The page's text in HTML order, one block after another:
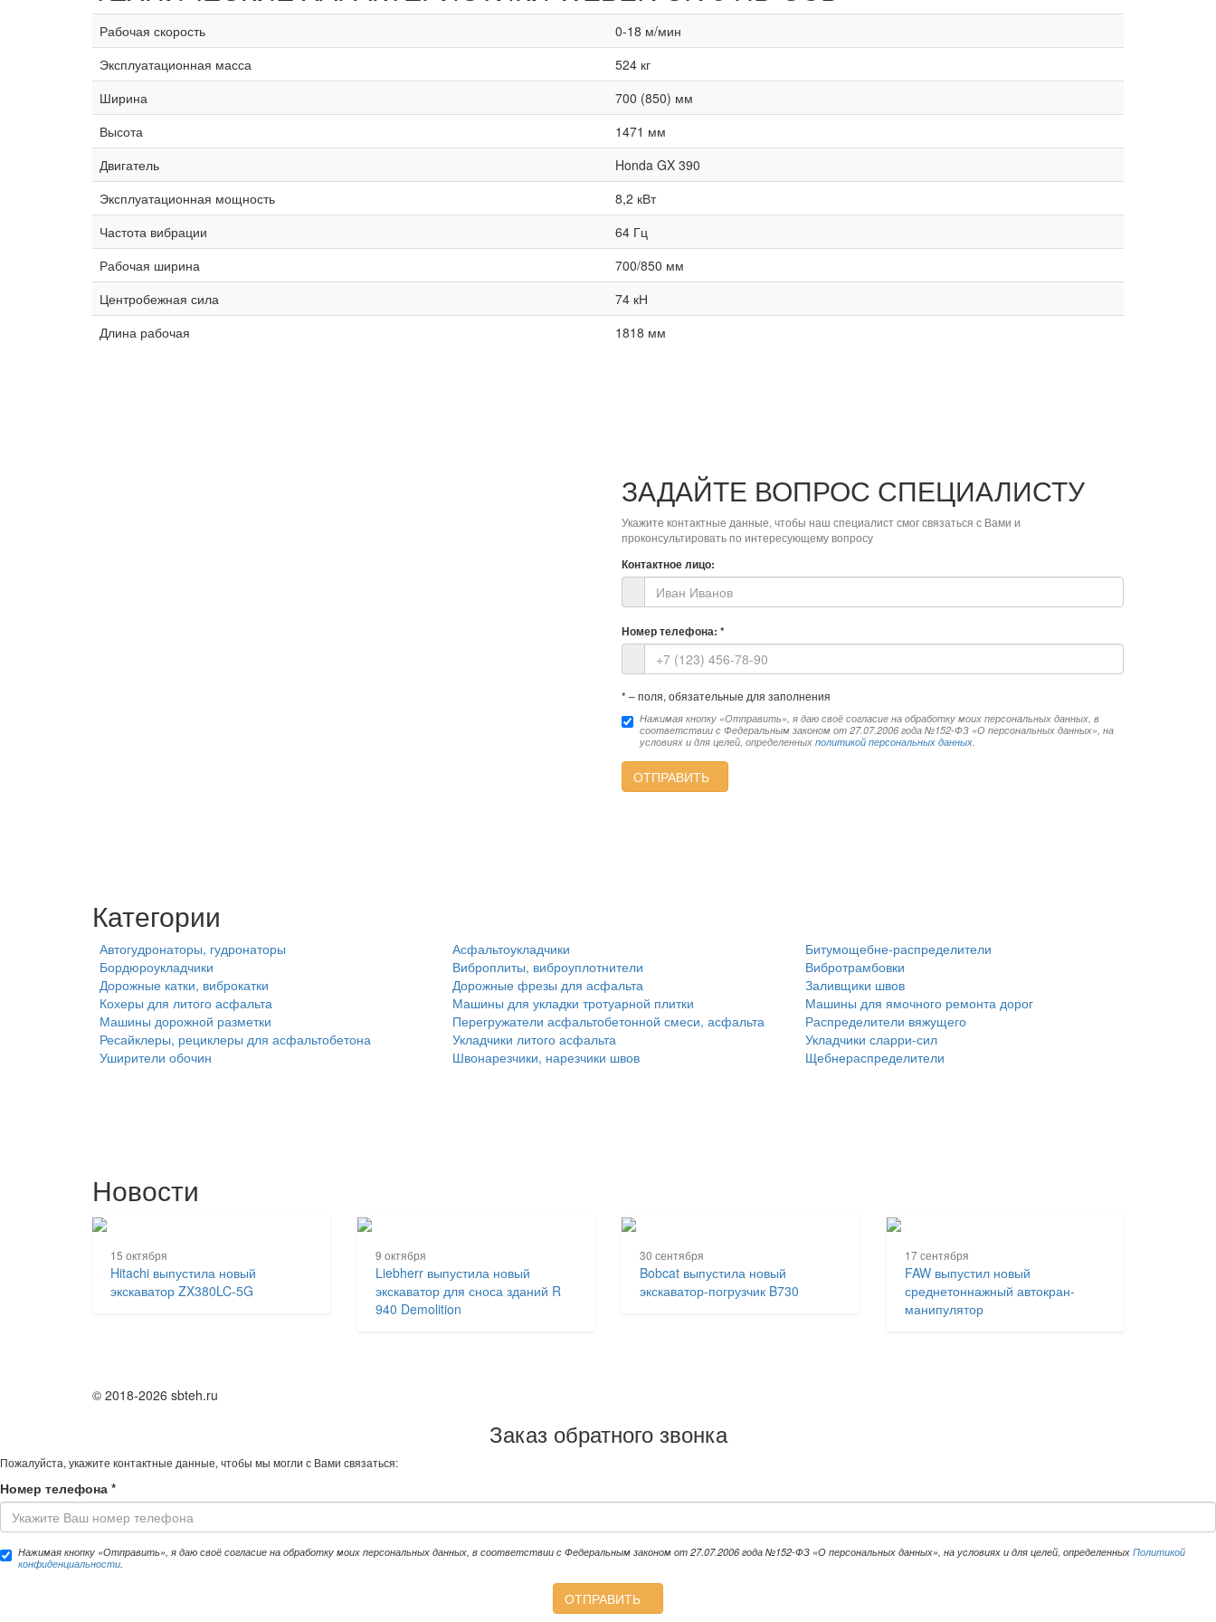
Рабочая скорость
0-18 м/мин
Эксплуатационная масса
524 кг
Ширина
700 (850) мм
Высота
1471 мм
Двигатель
Honda GX 390
Эксплуатационная мощность
8,2 кВт
Частота вибрации
64 Гц
Рабочая ширина
700/850 мм
Центробежная сила
74 кН
Длина рабочая
1818 мм
ЗАДАЙТЕ ВОПРОС СПЕЦИАЛИСТУ
Укажите контактные данные, чтобы наш специалист смог связаться с Вами и
проконсультировать по интересующему вопросу
Контактное лицо:
Номер телефона: *
* – поля, обязательные для заполнения
Нажимая кнопку «Отправить», я даю своё согласие на обработку моих персональных данных, в
соответствии с Федеральным законом от 27.07.2006 года №152-ФЗ «О персональных данных», на
условиях и для целей, определенных политикой персональных данных.
ОТПРАВИТЬ
Категории
Автогудронаторы, гудронаторы Асфальтоукладчики
Битумощебне-распределители
Бордюроукладчики
Виброплиты, виброуплотнители
Вибротрамбовки
Дорожные катки, виброкатки
Дорожные фрезы для асфальта
Заливщики швов
Кохеры для литого асфальта
Машины для укладки тротуарной плитки
Машины для ямочного ремонта дорог
Машины дорожной разметки
Перегружатели асфальтобетонной смеси, асфальта
Распределители вяжущего
Ресайклеры, рециклеры для асфальтобетона
Укладчики литого асфальта
Укладчики сларри-сил
Уширители обочин
Швонарезчики, нарезчики швов Щебнераспределители
Новости
15 октября
Hitachi выпустила новый
экскаватор ZX380LC-5G
9 октября
Liebherr выпустила новый
экскаватор для сноса зданий R
940 Demolition
30 сентября
Bobcat выпустила новый
экскаватор-погрузчик B730
17 сентября
FAW выпустил новый
среднетоннажный автокран-
манипулятор
© 2018-2026 sbteh.ru
Заказ обратного звонка
Пожалуйста, укажите контактные данные, чтобы мы могли с Вами связаться:
Номер телефона *
Нажимая кнопку «Отправить», я даю своё согласие на обработку моих персональных данных, в соответствии с Федеральным законом от 27.07.2006 года №152-ФЗ «О персональных данных», на условиях и для целей, определенных Политикой
конфиденциальности.
ОТПРАВИТЬ